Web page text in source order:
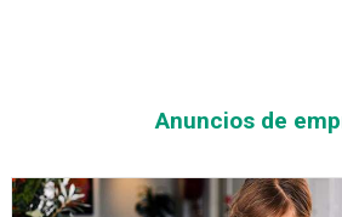
Anuncios de